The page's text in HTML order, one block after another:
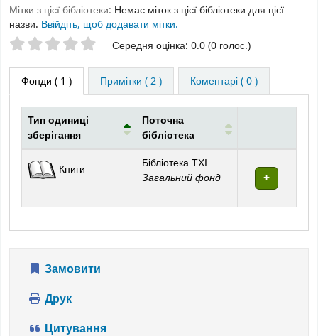
Мітки з цієї бібліотеки: Немає міток з цієї бібліотеки для цієї
назви. Ввійдіть, щоб додавати мітки.
Оцінки зірочкамиСередня оцінка: 0.0 (0 голос.)
Фонди ( 1 ) Примітки ( 2 ) Коментарі ( 0 )
Фонди
Тип одиниці
зберігання
Поточна
бібліотека
Книги Бібліотека ТХІ
Загальний фонд
Замовити
Друк
Цитування